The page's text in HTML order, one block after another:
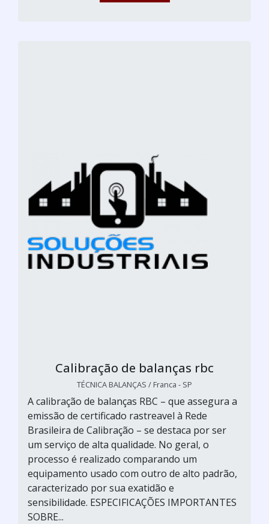
Calibração de balanças rbc
TÉCNICA BALANÇAS / Franca - SP
A calibração de balanças RBC – que assegura a
emissão de certificado rastreavel à Rede
Brasileira de Calibração – se destaca por ser
um serviço de alta qualidade. No geral, o
processo é realizado comparando um
equipamento usado com outro de alto padrão,
caracterizado por sua exatidão e
sensibilidade. ESPECIFICAÇÕES IMPORTANTES
SOBRE...